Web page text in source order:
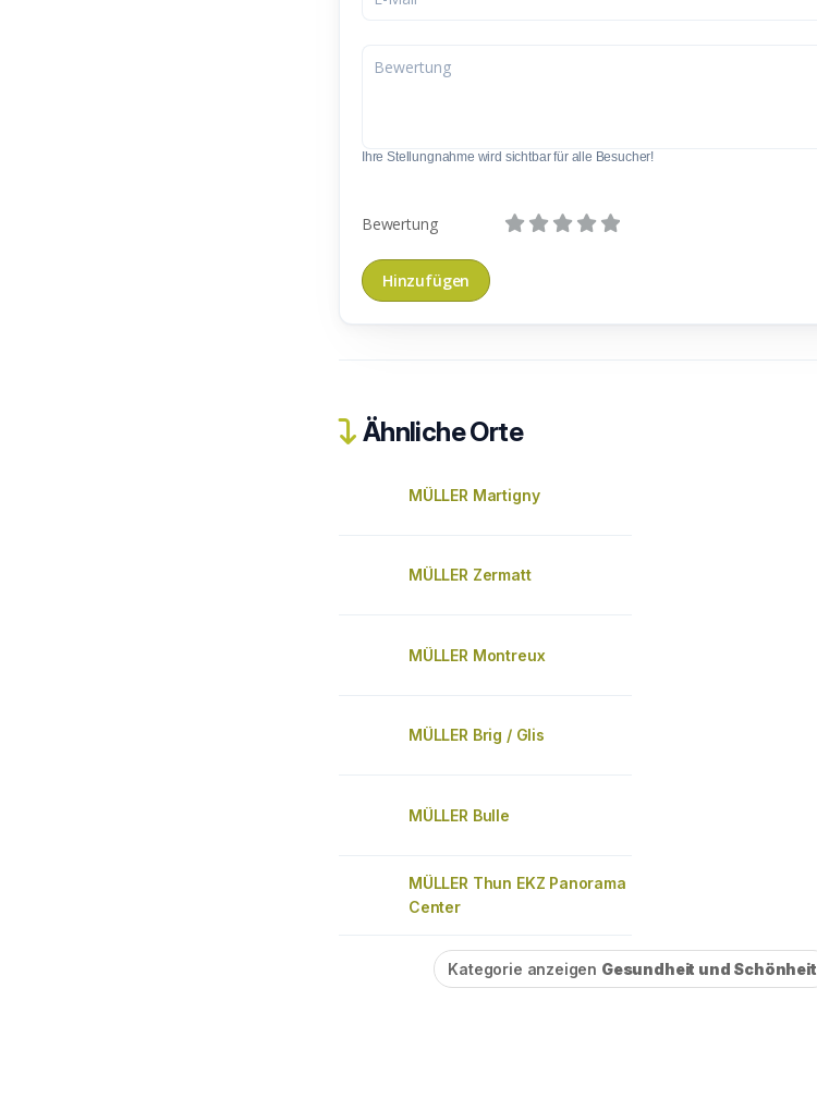
Ihre Stellungnahme wird sichtbar für alle Besucher!
Bewertung
Ähnliche Orte
MÜLLER Martigny
MÜLLER Zermatt
MÜLLER Montreux
MÜLLER Brig / Glis
MÜLLER Bulle
MÜLLER Thun EKZ Panorama
Center
Kategorie anzeigen Gesundheit und Schönheit